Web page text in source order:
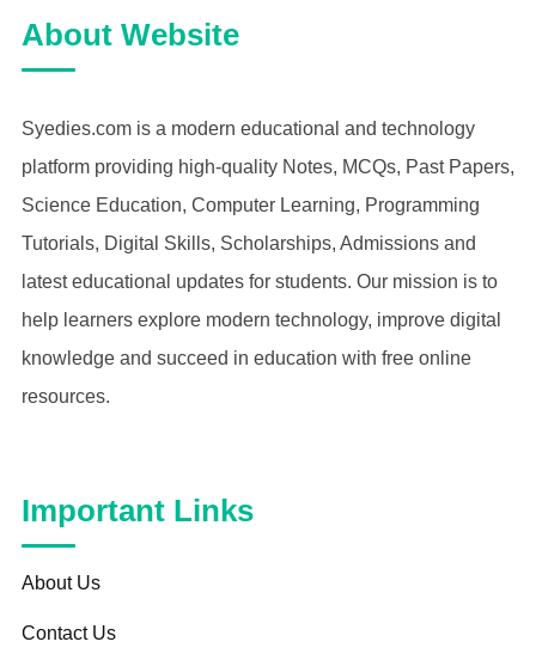
About Website
Syedies.com is a modern educational and technology
platform providing high-quality Notes, MCQs, Past Papers,
Science Education, Computer Learning, Programming
Tutorials, Digital Skills, Scholarships, Admissions and
latest educational updates for students. Our mission is to
help learners explore modern technology, improve digital
knowledge and succeed in education with free online
resources.
Important Links
About Us
Contact Us